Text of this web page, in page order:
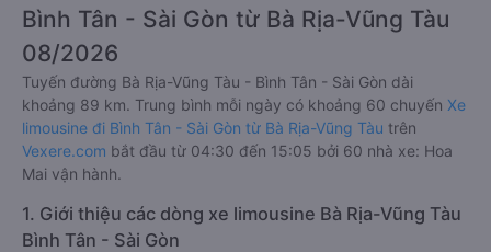
Bình Tân - Sài Gòn từ Bà Rịa-Vũng Tàu
08/2026
Tuyến đường Bà Rịa-Vũng Tàu - Bình Tân - Sài Gòn dài
khoảng 89 km. Trung bình mỗi ngày có khoảng 60 chuyến Xe
limousine đi Bình Tân - Sài Gòn từ Bà Rịa-Vũng Tàu trên
Vexere.com bắt đầu từ 04:30 đến 15:05 bởi 60 nhà xe: Hoa
Mai vận hành.
1. Giới thiệu các dòng xe limousine Bà Rịa-Vũng Tàu
Bình Tân - Sài Gòn